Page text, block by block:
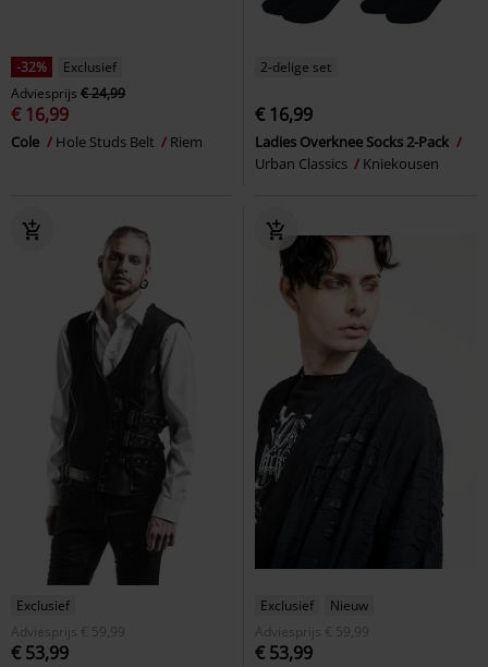
-32%
Exclusief
Adviesprijs € 24,99
€ 16,99
Cole Hole Studs Belt Riem
2-delige set
€ 16,99
Ladies Overknee Socks 2-Pack
Urban Classics
Kniekousen
Exclusief
Adviesprijs
€ 59,99
€ 53,99
Exclusief
Nieuw
Adviesprijs
€ 59,99
€ 53,99